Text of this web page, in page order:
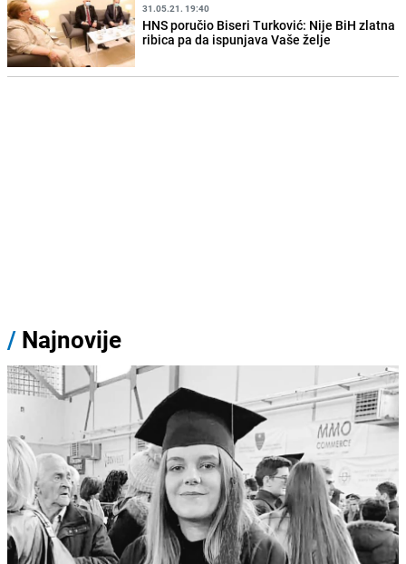
31.05.21. 19:40
HNS poručio Biseri Turković: Nije BiH zlatna
ribica pa da ispunjava Vaše želje
/ Najnovije